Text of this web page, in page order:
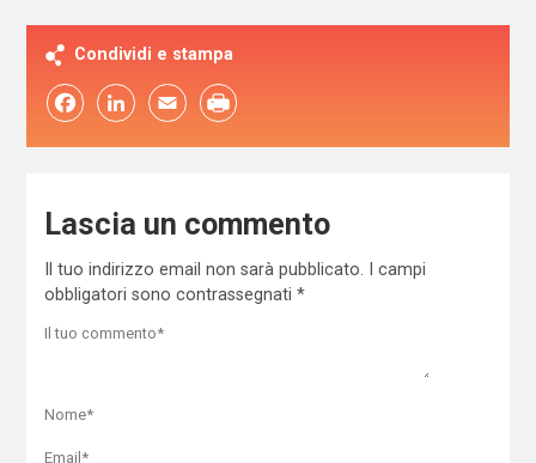
Condividi e stampa
FacebookLinkedIn Email
Lascia un commento
Il tuo indirizzo email non sarà pubblicato.
I campi
obbligatori sono contrassegnati *